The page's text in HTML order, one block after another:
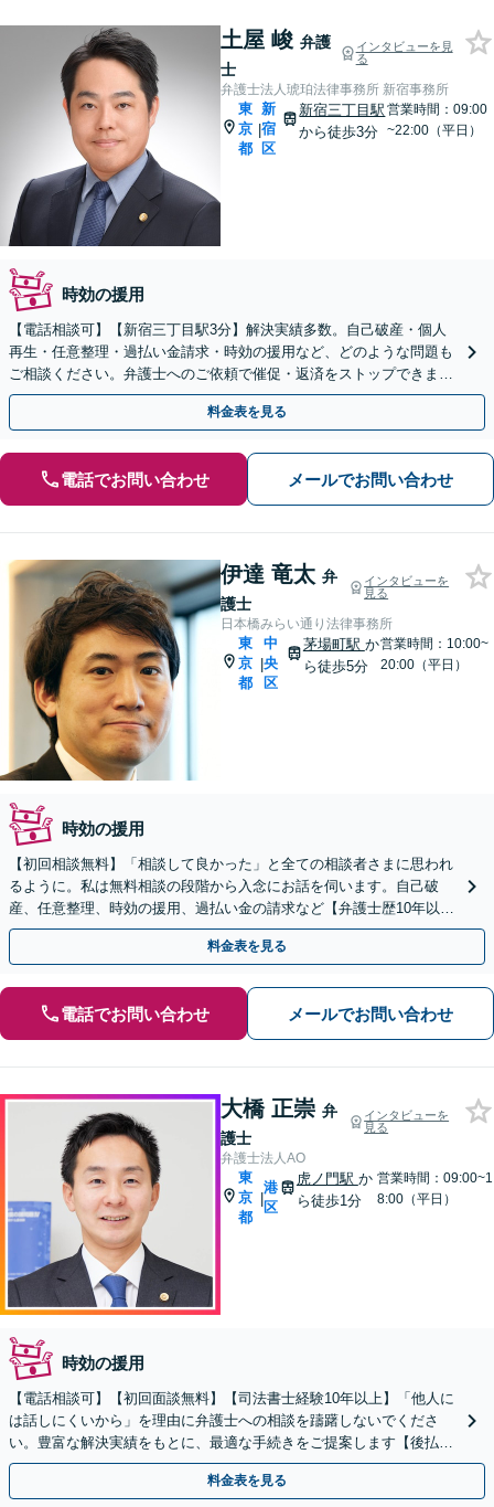
土屋 峻 弁護
士
インタビューを見
る
弁護士法人琥珀法律事務所 新宿事務所
東
京
都
|
新
宿
区
新宿三丁目駅
から徒歩3分
営業時間：09:00
~22:00（平日）
時効の援用
【電話相談可】【新宿三丁目駅3分】解決実績多数。自己破産・個人
再生・任意整理・過払い金請求・時効の援用など、どのような問題も
ご相談ください。弁護士へのご依頼で催促・返済をストップできます
【休日・夜間相談可】【分割払い可】【初回相談無料】
料金表を見る
電話でお問い合わせ メールでお問い合わせ
伊達 竜太 弁
護士
インタビューを
見る
日本橋みらい通り法律事務所
東
京
都
|
中
央
区
茅場町駅 か
ら徒歩5分
営業時間：10:00~
20:00（平日）
時効の援用
【初回相談無料】「相談して良かった」と全ての相談者さまに思われ
るように。私は無料相談の段階から入念にお話を伺います。自己破
産、任意整理、時効の援用、過払い金の請求など【弁護士歴10年以
上】【茅場町駅2分】
料金表を見る
電話でお問い合わせ メールでお問い合わせ
大橋 正崇 弁
護士
インタビューを
見る
弁護士法人AO
東
京
都
|
港
区
虎ノ門駅 か
ら徒歩1分
営業時間：09:00~1
8:00（平日）
時効の援用
【電話相談可】【初回面談無料】【司法書士経験10年以上】「他人に
は話しにくいから」を理由に弁護士への相談を躊躇しないでくださ
い。豊富な解決実績をもとに、最適な手続きをご提案します【後払い
利用可】【休日・夜間面談可】【虎ノ門駅1分】
料金表を見る